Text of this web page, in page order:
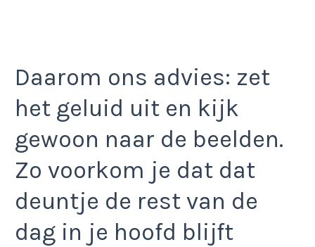
Daarom ons advies: zet
het geluid uit en kijk
gewoon naar de beelden.
Zo voorkom je dat dat
deuntje de rest van de
dag in je hoofd blijft